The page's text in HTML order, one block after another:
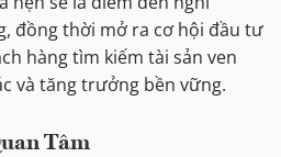
đồng thời mở ra cơ hội đầu tư
hàng tìm kiếm tài sản ven
và tăng trưởng bền vững.
Tâm